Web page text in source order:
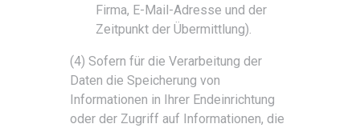
Firma, E-Mail-Adresse und der
Zeitpunkt der Übermittlung).
(4) Sofern für die Verarbeitung der
Daten die Speicherung von
Informationen in Ihrer Endeinrichtung
oder der Zugriff auf Informationen, die